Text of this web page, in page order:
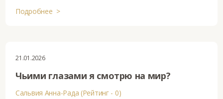
Подробнее >
21.01.2026
Чьими глазами я смотрю на мир?
Сальвия Анна-Рада (Рейтинг - 0)